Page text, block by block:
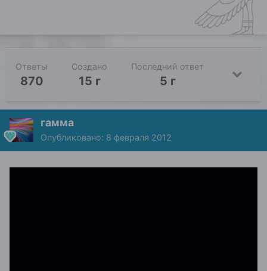
Ответы
870
Создано
15 г
Последний ответ
5 г
гамма
Опубликовано: 8 февраля 2012